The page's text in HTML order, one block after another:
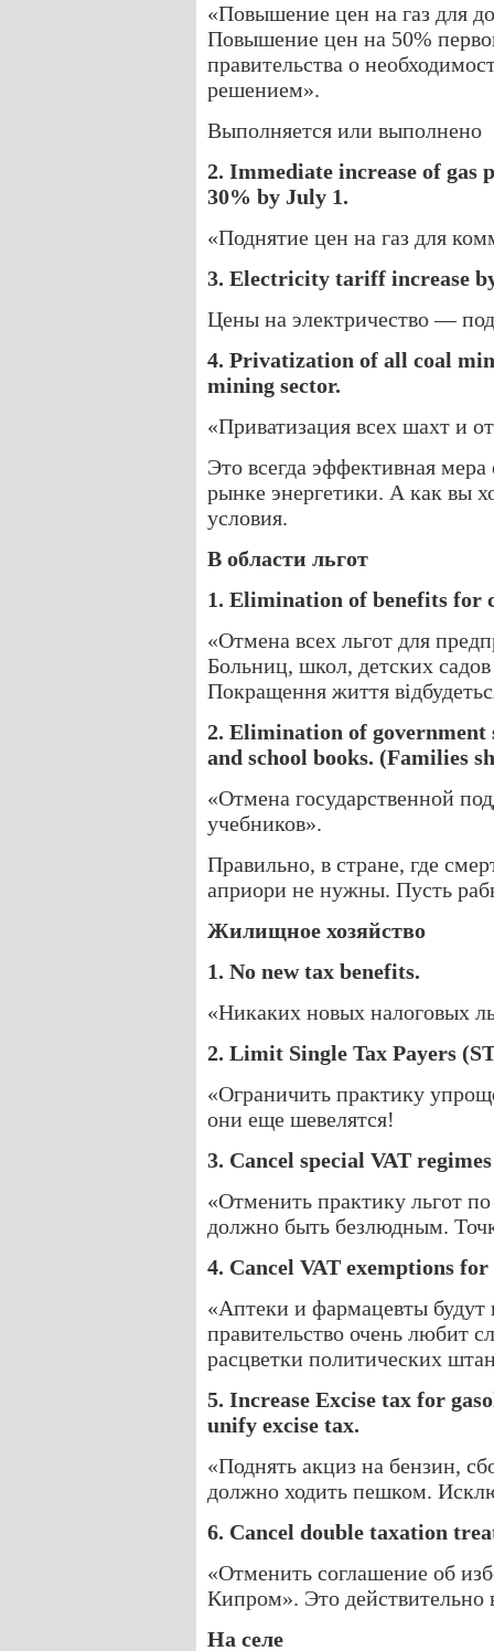
«Повышение цен на газ для
Повышение цен на 50%
правительства о
решением».
Выполняется или выполнено
2. Immediate increase of
30% by July 1.
«Поднятие цен на газ для
3. Electricity tariff increase
Цены на электричество —
4. Privatization of all coal
mining sector.
«Приватизация всех шахт и
Это всегда эффективная мера
рынке энергетики. А как вы
условия.
В области льгот
1. Elimination of benefits for
«Отмена всех льгот для
Больниц, школ, детских
Покращення життя
2. Elimination of government
and school books. (Families
«Отмена государственной
учебников».
Правильно, в стране, где
априори не нужны. Пусть
Жилищное хозяйство
1. No new tax benefits.
«Никаких новых налоговых
2. Limit Single Tax Payers
«Ограничить практику
они еще шевелятся!
3. Cancel special VAT
«Отменить практику льгот
должно быть безлюдным.
4. Cancel VAT exemptions
«Аптеки и фармацевты
правительство очень любит
расцветки политических
5. Increase Excise tax for
unify excise tax.
«Поднять акциз на бензин,
должно ходить пешком.
6. Cancel double taxation
«Отменить соглашение об
Кипром». Это действительно
На селе